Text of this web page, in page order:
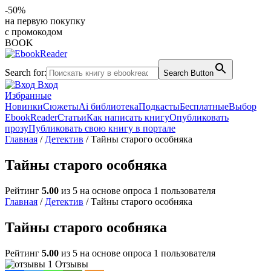
-50%
на первую покупку
с промокодом
BOOK
Search for: Search Button
Вход
Избранные
НовинкиСюжетыAi библиотекаПодкастыБесплатныеВыбор
EbookReaderСтатьиКак написать книгуОпубликовать
прозуПубликовать свою книгу в портале
Главная / Детектив / Тайны старого особняка
Тайны старого особняка
Рейтинг 5.00 из 5 на основе опроса 1 пользователя
Главная / Детектив / Тайны старого особняка
Тайны старого особняка
Рейтинг 5.00 из 5 на основе опроса 1 пользователя
1 Отзывы